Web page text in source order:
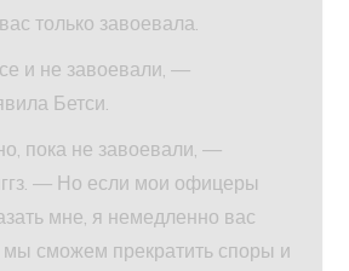
только завоевала.
и не завоевали, —
Бетси.
пока не завоевали, —
— Но если мои офицеры
мне, я немедленно вас
мы сможем прекратить споры и